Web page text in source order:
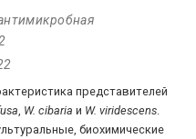
представителей
W. cibaria и W. viridescens
биохимические